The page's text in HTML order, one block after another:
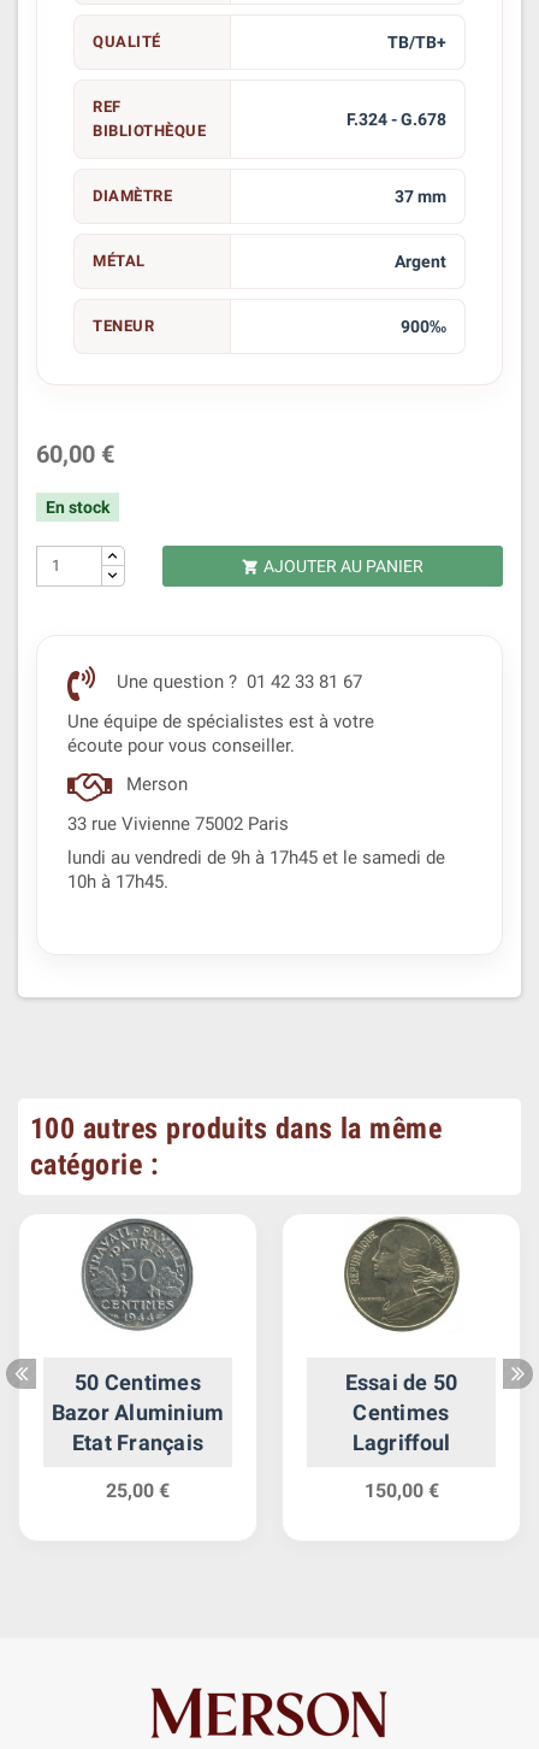
QUALITÉ TB/TB+
REF
BIBLIOTHÈQUE
F.324 - G.678
DIAMÈTRE 37 mm
MÉTAL Argent
TENEUR 900‰
60,00 €
En stock
 AJOUTER AU PANIER
Une question ? 01 42 33 81 67
Une équipe de spécialistes est à votre
écoute pour vous conseiller.
Merson
33 rue Vivienne 75002 Paris
lundi au vendredi de 9h à 17h45 et le samedi de
10h à 17h45.
100 autres produits dans la même
catégorie :
50 Centimes
Bazor Aluminium
Etat Français
25,00 €
Essai de 50
Centimes
Lagriffoul
150,00 €